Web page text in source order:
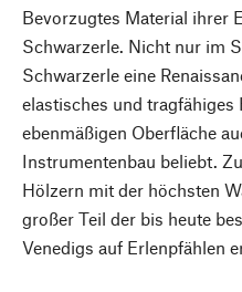
Bevorzugtes Material ihrer
Schwarzerle. Nicht nur im
Schwarzerle eine
elastisches und
ebenmäßigen Oberfläche
Instrumentenbau beliebt.
Hölzern mit der höchsten
großer Teil der bis heute
Venedigs auf Erlenpfählen